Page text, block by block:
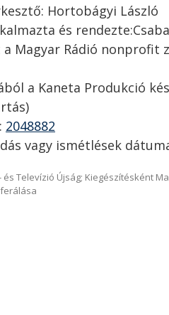
Hortobágyi László
és
Magyar Rádió nonprofit
a Kaneta Produkció
2048882
vagy ismétlések
és Televízió Újság; Kiegészítésként